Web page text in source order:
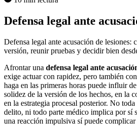
Defensa legal ante
Defensa legal ante acusación de lesiones:
versión, reunir pruebas y decidir bien
Afrontar una defensa legal ante
exige actuar con rapidez, pero también
haga en las primeras horas puede influir
solidez de la versión de los hechos, en la
en la estrategia procesal posterior. No
delito, ni todo parte médico implica por sí
una reacción impulsiva sí puede